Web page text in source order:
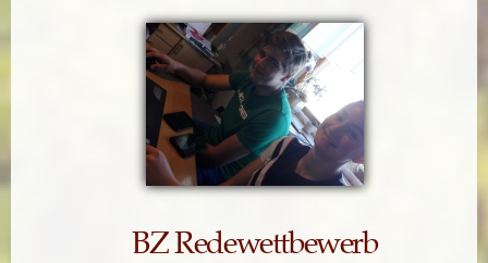
BZ Redewettbewerb